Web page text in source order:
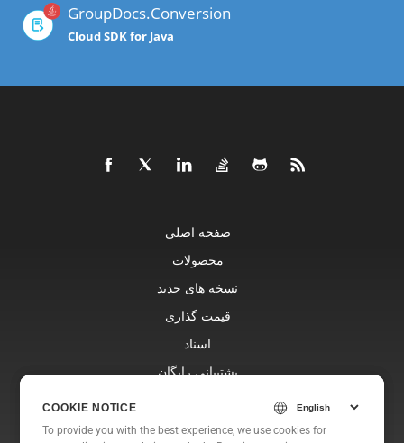
GroupDocs.Conversion
Cloud SDK for Java
COOKIE NOTICE
To provide you with the best experience, we use cookies for
صفحه اصلی
محصولات
نسخه های جدید
قیمت گذاری
اسناد
پشتیبانی رایگان
وب سایت ها
COOKIE NOTICE
To provide you with the best experience, we use cookies for